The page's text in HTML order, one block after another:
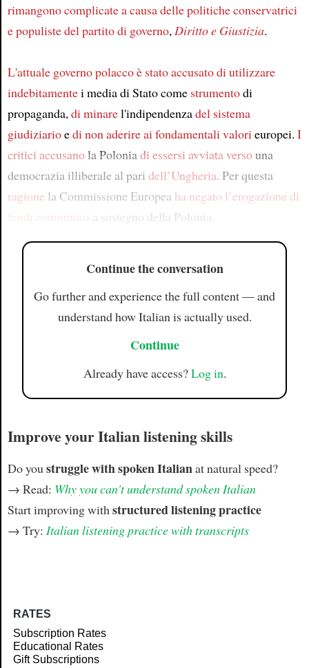
rimangono complicatea causadelle politiche conservatrici
e populistedel partito di governo, Diritto e Giustizia.
L'attuale governo polaccoè stato accusatodi utilizzare
indebitamentei media di Stato come strumentodi
propaganda, di minarel'indipendenzadel sistema
giudiziarioedi non aderireai fondamentali valori europei. I
critici accusanola Polonia di essersi avviata versouna
democrazia illiberale al pari dell’Ungheria. Per questa
ragione la Commissione Europea ha negato l’erogazione di
fondi comunitari a sostegno della Polonia.
Continue the conversation
Go further and experience the full content — and
understand how Italian is actually used.
Continue
Already have access?Log in.
Improve your Italian listening skills
Do youstruggle with spoken Italianat natural speed?
→ Read: Why you can't understand spoken Italian
Start improving withstructured listening practice
→ Try: Italian listening practice with transcripts
RATES
Subscription Rates
Educational Rates
Gift Subscriptions